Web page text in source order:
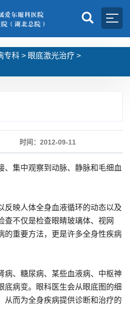
专科 > 眼底激光治疗 >
时间：2012-09-11
集中观察到动脉、静脉和毛细血
映人体全身血液循环的动态以及
查不仅是检查眼睛玻璃体、视网
的重要方法，更是许多全身性疾病
、糖尿病、某些血液病、中枢神
底病变。眼科医生会从眼底图的细
从而为全身疾病提供诊断和治疗的